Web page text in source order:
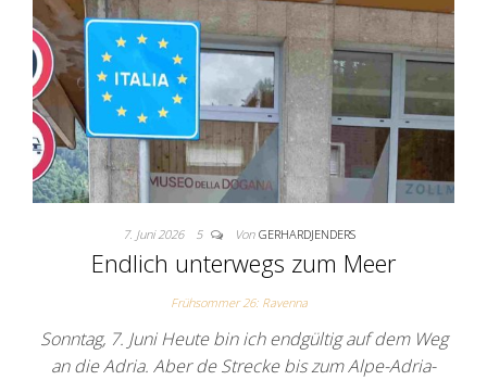
7. Juni 2026 5 Von GERHARDJENDERS
Endlich unterwegs zum Meer
Frühsommer 26: Ravenna
Sonntag, 7. Juni Heute bin ich endgültig auf dem Weg
an die Adria. Aber de Strecke bis zum Alpe-Adria-